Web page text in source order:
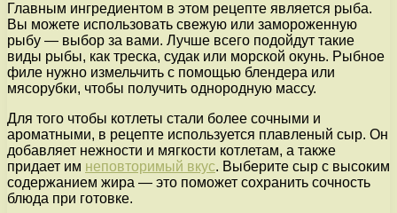
Главным ингредиентом в этом рецепте является рыба.
Вы можете использовать свежую или замороженную
рыбу — выбор за вами. Лучше всего подойдут такие
виды рыбы, как треска, судак или морской окунь. Рыбное
филе нужно измельчить с помощью блендера или
мясорубки, чтобы получить однородную массу.
Для того чтобы котлеты стали более сочными и
ароматными, в рецепте используется плавленый сыр. Он
добавляет нежности и мягкости котлетам, а также
придает им неповторимый вкус. Выберите сыр с высоким
содержанием жира — это поможет сохранить сочность
блюда при готовке.